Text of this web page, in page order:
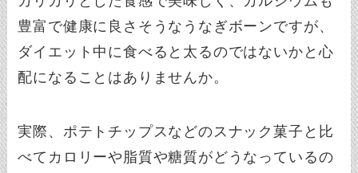
豊富で健康に良さそうなうなぎボーンですが、
ダイエット中に食べると太るのではないかと心
配になることはありませんか。
実際、ポテトチップスなどのスナック菓子と比
べてカロリーや脂質や糖質がどうなっているの